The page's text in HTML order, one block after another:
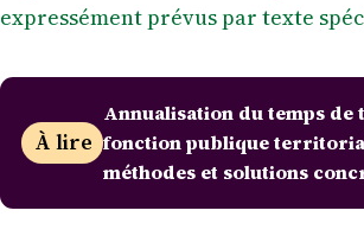
expressément prévus par texte
À lire
Annualisation du temps de
fonction publique
méthodes et solutions